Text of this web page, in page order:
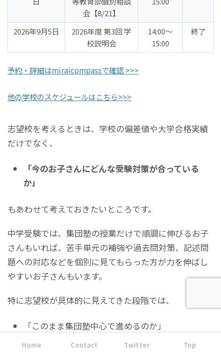
会【8/21】
2026年9月5日
2026年度 第3回 学
校説明会
14:00〜
15:00
終了
予約・詳細はmiraicompassで確認 >>>
他の学校のスケジュールはこちら>>>
志望校を考えるときは、学校の偏差値や大学合格実績
だけでなく、
「今のお子さんにどんな受験対策が合っている
か」
もあわせて考えておきたいところです。
中学受験では、集団塾の授業だけで順調に伸びるお子
さんもいれば、苦手単元の補強や過去問対策、記述問
題への対応などを個別に見てもらった方が力を伸ばし
やすいお子さんもいます。
特に志望校が具体的に見えてきた段階では、
「このまま集団塾中心で進めるのか」
「個別指導を併用した方がいいのか」
Home Contact Twitter Top